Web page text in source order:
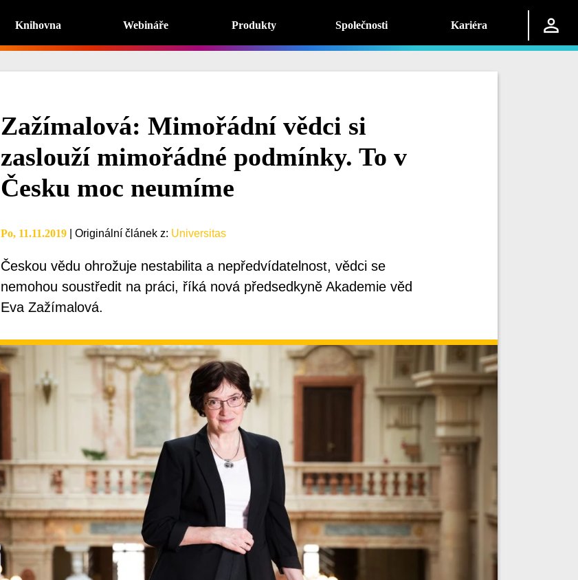
Knihovna Webináře Produkty Společnosti Kariéra
Zažímalová: Mimořádní vědci si
zaslouží mimořádné podmínky. To v
Česku moc neumíme
Po, 11.11.2019 Originální článek z: Universitas
Českou vědu ohrožuje nestabilita a nepředvídatelnost, vědci se
nemohou soustředit na práci, říká nová předsedkyně Akademie věd
Eva Zažímalová.